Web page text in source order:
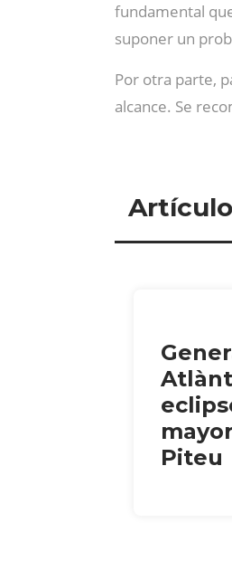
fundamental
suponer un
Por otra parte,
alcance. Se
Piteu